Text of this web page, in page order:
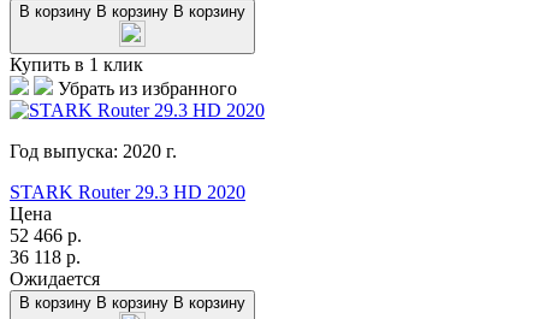
В корзину В корзину В корзину
Купить в 1 клик
Убрать из избранного
Год выпуска: 2020 г.
STARK Router 29.3 HD 2020
Цена
52 466 р.
36 118 р.
Ожидается
В корзину В корзину В корзину